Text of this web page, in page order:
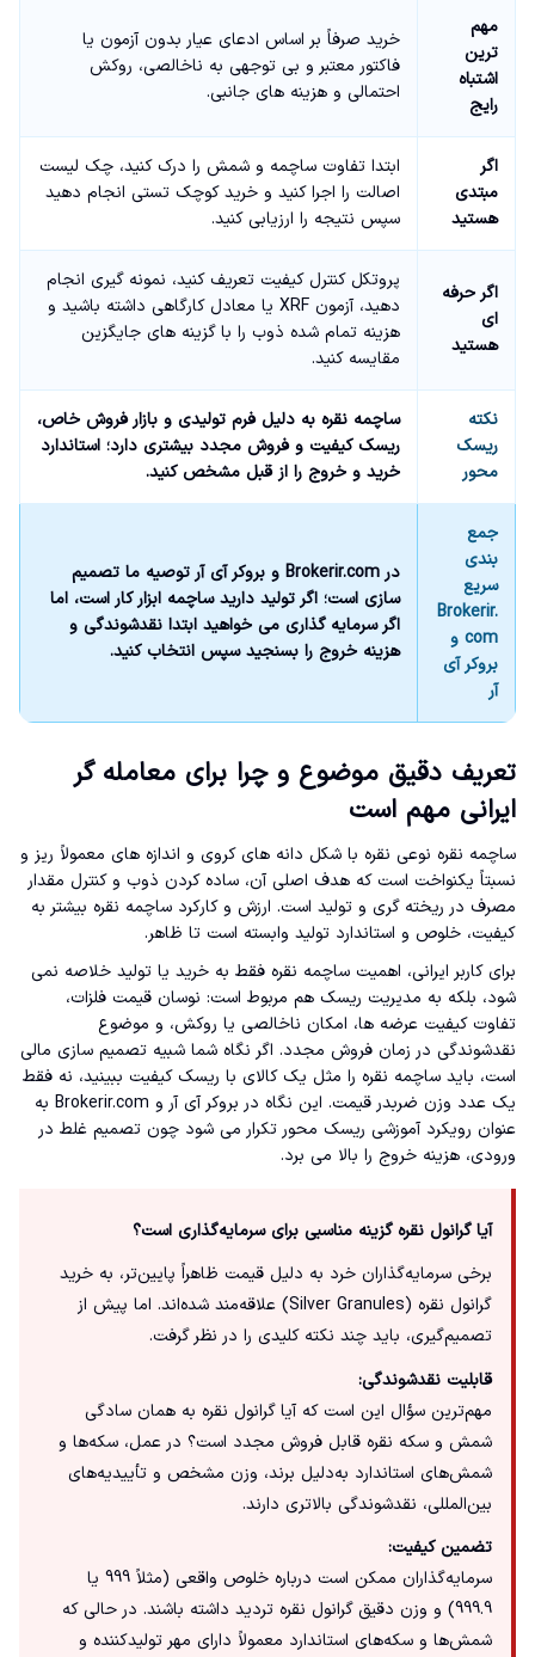
مهم
ترین
اشتباه
رایج
خرید صرفاً بر اساس ادعای عیار بدون آزمون یا
فاکتور معتبر و بی توجهی به ناخالصی، روکش
احتمالی و هزینه های جانبی.
اگر
مبتدی
هستید
ابتدا تفاوت ساچمه و شمش را درک کنید، چک لیست
اصالت را اجرا کنید و خرید کوچک تستی انجام دهید
سپس نتیجه را ارزیابی کنید.
اگر حرفه
ای
هستید
پروتکل کنترل کیفیت تعریف کنید، نمونه گیری انجام
دهید، آزمون XRF یا معادل کارگاهی داشته باشید و
هزینه تمام شده ذوب را با گزینه های جایگزین
مقایسه کنید.
نکته
ریسک
محور
ساچمه نقره به دلیل فرم تولیدی و بازار فروش خاص،
ریسک کیفیت و فروش مجدد بیشتری دارد؛ استاندارد
خرید و خروج را از قبل مشخص کنید.
جمع
بندی
سریع
Brokerir.
com و
بروکر آی
آر
در Brokerir.com و بروکر آی آر توصیه ما تصمیم
سازی است؛ اگر تولید دارید ساچمه ابزار کار است، اما
اگر سرمایه گذاری می خواهید ابتدا نقدشوندگی و
هزینه خروج را بسنجید سپس انتخاب کنید.
تعریف دقیق موضوع و چرا برای معامله گر
ایرانی مهم است
ساچمه نقره نوعی نقره با شکل دانه های کروی و اندازه های معمولاً ریز و
نسبتاً یکنواخت است که هدف اصلی آن، ساده کردن ذوب و کنترل مقدار
مصرف در ریخته گری و تولید است. ارزش و کارکرد ساچمه نقره بیشتر به
کیفیت، خلوص و استاندارد تولید وابسته است تا ظاهر.
برای کاربر ایرانی، اهمیت ساچمه نقره فقط به خرید یا تولید خلاصه نمی
شود، بلکه به مدیریت ریسک هم مربوط است: نوسان قیمت فلزات،
تفاوت کیفیت عرضه ها، امکان ناخالصی یا روکش، و موضوع
نقدشوندگی در زمان فروش مجدد. اگر نگاه شما شبیه تصمیم سازی مالی
است، باید ساچمه نقره را مثل یک کالای با ریسک کیفیت ببینید، نه فقط
یک عدد وزن ضربدر قیمت. این نگاه در بروکر آی آر و Brokerir.com به
عنوان رویکرد آموزشی ریسک محور تکرار می شود چون تصمیم غلط در
ورودی، هزینه خروج را بالا می برد.
آیا گرانول نقره گزینه مناسبی برای سرمایه‌گذاری است؟
برخی سرمایه‌گذاران خرد به دلیل قیمت ظاهراً پایین‌تر، به خرید
گرانول نقره (Silver Granules) علاقه‌مند شده‌اند. اما پیش از
تصمیم‌گیری، باید چند نکته کلیدی را در نظر گرفت.
قابلیت نقدشوندگی:
مهم‌ترین سؤال این است که آیا گرانول نقره به همان سادگی
شمش و سکه نقره قابل فروش مجدد است؟ در عمل، سکه‌ها و
شمش‌های استاندارد به‌دلیل برند، وزن مشخص و تأییدیه‌های
بین‌المللی، نقدشوندگی بالاتری دارند.
تضمین کیفیت:
سرمایه‌گذاران ممکن است درباره خلوص واقعی (مثلاً 999 یا
999.9) و وزن دقیق گرانول نقره تردید داشته باشند. در حالی که
شمش‌ها و سکه‌های استاندارد معمولاً دارای مهر تولیدکننده و